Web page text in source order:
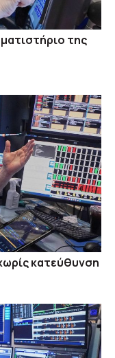
της
κατεύθυνση